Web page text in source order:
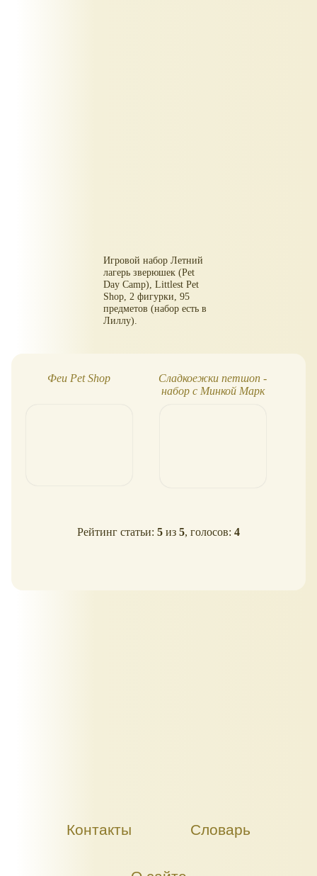
Игровой набор Летний
лагерь зверюшек (Pet
Day Camp), Littlest Pet
Shop, 2 фигурки, 95
предметов (набор есть в
Лиллу).
Феи Pet Shop
Сладкоежки петшоп -
набор с Минкой Марк
Рейтинг статьи: 5 из 5, голосов: 4
Контакты Словарь